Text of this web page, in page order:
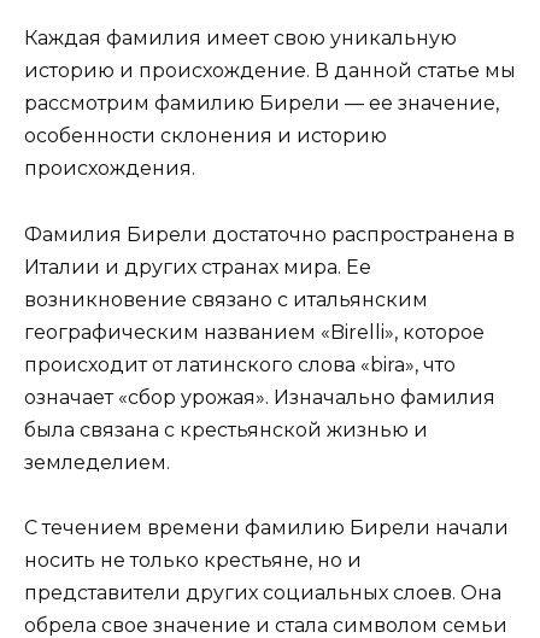
Каждая фамилия имеет свою уникальную
историю и происхождение. В данной статье мы
рассмотрим фамилию Бирели — ее значение,
особенности склонения и историю
происхождения.
Фамилия Бирели достаточно распространена в
Италии и других странах мира. Ее
возникновение связано с итальянским
географическим названием «Birelli», которое
происходит от латинского слова «bira», что
означает «сбор урожая». Изначально фамилия
была связана с крестьянской жизнью и
земледелием.
С течением времени фамилию Бирели начали
носить не только крестьяне, но и
представители других социальных слоев. Она
обрела свое значение и стала символом семьи